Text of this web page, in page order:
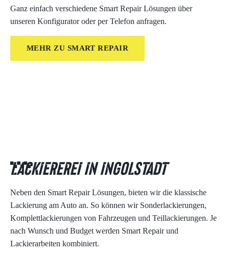
Ganz einfach verschiedene Smart Repair Lösungen über
unseren Konfigurator oder per Telefon anfragen.
MEHR ZU SMART REPAIR
Lackiererei in Ingolstadt
Neben den Smart Repair Lösungen, bieten wir die klassische
Lackierung am Auto an. So können wir Sonderlackierungen,
Komplettlackierungen von Fahrzeugen und Teillackierungen. Je
nach Wunsch und Budget werden Smart Repair und
Lackierarbeiten kombiniert.